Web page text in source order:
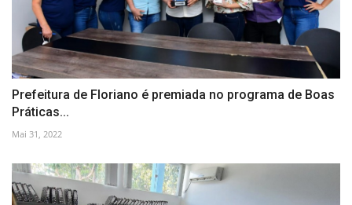
Prefeitura de Floriano é premiada no programa de Boas
Práticas...
Mai 31, 2022